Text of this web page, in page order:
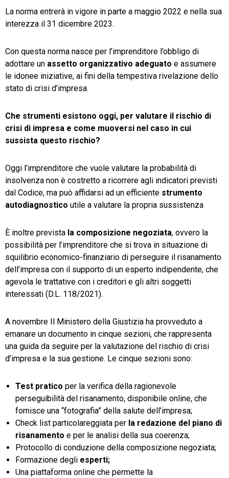
La norma entrerà in vigore in parte a maggio 2022 e nella sua
interezza il 31 dicembre 2023.
Con questa norma nasce per l’imprenditore l’obbligo di
adottare un assetto organizzativo adeguato e assumere
le idonee iniziative, ai fini della tempestiva rivelazione dello
stato di crisi d’impresa.
Che strumenti esistono oggi, per valutare il rischio di
crisi di impresa e come muoversi nel caso in cui
sussista questo rischio?
Oggi l’imprenditore che vuole valutare la probabilità di
insolvenza non è costretto a ricorrere agli indicatori previsti
dal Codice, ma può affidarsi ad un efficiente strumento
autodiagnostico utile a valutare la propria sussistenza
È inoltre prevista la composizione negoziata, ovvero la
possibilità per l’imprenditore che si trova in situazione di
squilibrio economico-finanziario di perseguire il risanamento
dell’impresa con il supporto di un esperto indipendente, che
agevola le trattative con i creditori e gli altri soggetti
interessati (D.L. 118/2021).
A novembre Il Ministero della Giustizia ha provveduto a
emanare un documento in cinque sezioni, che rappresenta
una guida da seguire per la valutazione del rischio di crisi
d’impresa e la sua gestione. Le cinque sezioni sono:
Test pratico per la verifica della ragionevole
perseguibilità del risanamento, disponibile online, che
fornisce una “fotografia” della salute dell’impresa;
Check list particolareggiata per la redazione del piano di
risanamento e per le analisi della sua coerenza;
Protocollo di conduzione della composizione negoziata;
Formazione degli esperti;
Una piattaforma online che permette la